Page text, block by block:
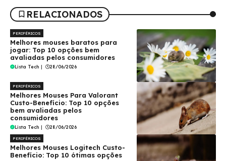
RELACIONADOS
PERIFÉRICOS
Melhores mouses baratos para
jogar: Top 10 opções bem
avaliadas pelos consumidores
Lista Tech | 28/06/2026
PERIFÉRICOS
Melhores Mouses Para Valorant
Custo-Benefício: Top 10 opções
bem avaliadas pelos
consumidores
Lista Tech | 28/06/2026
PERIFÉRICOS
Melhores Mouses Logitech Custo-
Benefício: Top 10 ótimas opções